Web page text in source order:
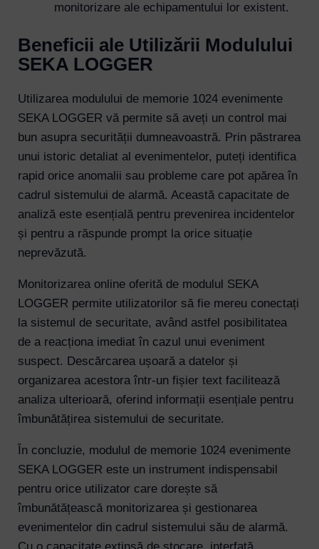
monitorizare ale echipamentului lor existent.
Beneficii ale Utilizării Modulului
SEKA LOGGER
Utilizarea modulului de memorie 1024 evenimente
SEKA LOGGER vă permite să aveți un control mai
bun asupra securității dumneavoastră. Prin păstrarea
unui istoric detaliat al evenimentelor, puteți identifica
rapid orice anomalii sau probleme care pot apărea în
cadrul sistemului de alarmă. Această capacitate de
analiză este esențială pentru prevenirea incidentelor
și pentru a răspunde prompt la orice situație
neprevăzută.
Monitorizarea online oferită de modulul SEKA
LOGGER permite utilizatorilor să fie mereu conectați
la sistemul de securitate, având astfel posibilitatea
de a reacționa imediat în cazul unui eveniment
suspect. Descărcarea ușoară a datelor și
organizarea acestora într-un fișier text facilitează
analiza ulterioară, oferind informații esențiale pentru
îmbunătățirea sistemului de securitate.
În concluzie, modulul de memorie 1024 evenimente
SEKA LOGGER este un instrument indispensabil
pentru orice utilizator care dorește să
îmbunătățească monitorizarea și gestionarea
evenimentelor din cadrul sistemului său de alarmă.